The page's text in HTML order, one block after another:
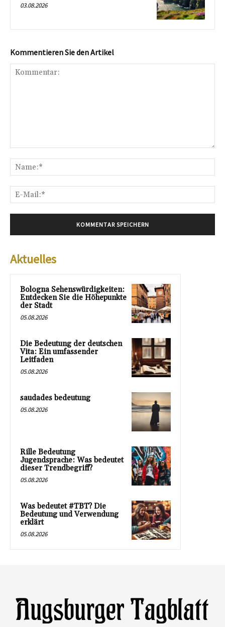
03.08.2026
Kommentieren Sie den Artikel
Aktuelles
Bologna Sehenswürdigkeiten:
Entdecken Sie die Höhepunkte
der Stadt
05.08.2026
Die Bedeutung der deutschen
Vita: Ein umfassender
Leitfaden
05.08.2026
saudades bedeutung
05.08.2026
Rille Bedeutung
Jugendsprache: Was bedeutet
dieser Trendbegriff?
05.08.2026
Was bedeutet #TBT? Die
Bedeutung und Verwendung
erklärt
05.08.2026